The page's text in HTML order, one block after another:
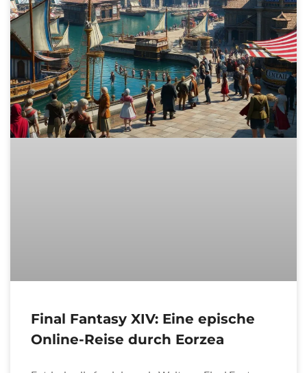
Final Fantasy XIV: Eine epische
Online-Reise durch Eorzea